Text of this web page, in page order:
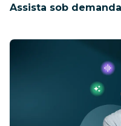
work faster from the
Assista sob demanda